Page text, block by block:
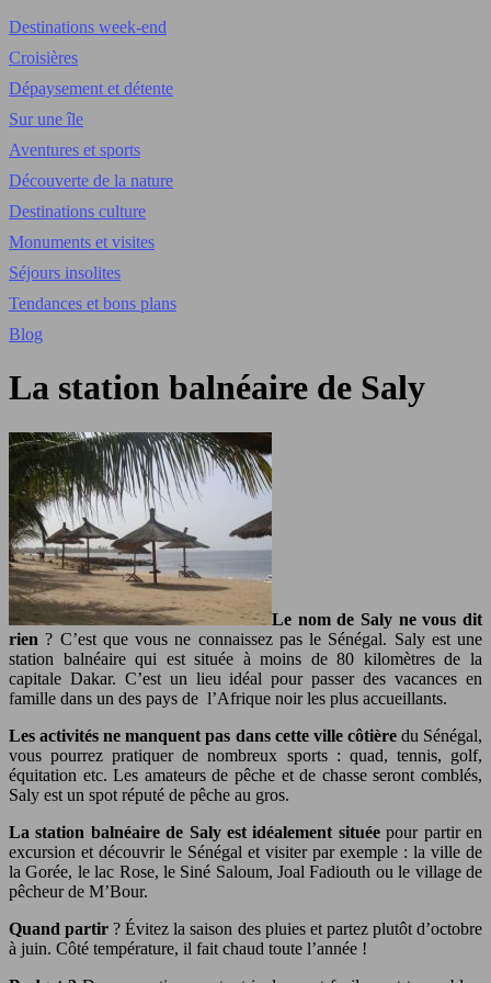
Destinations week-end
Croisières
Dépaysement et détente
Sur une île
Aventures et sports
Découverte de la nature
Destinations culture
Monuments et visites
Séjours insolites
Tendances et bons plans
Blog
La station balnéaire de Saly
Le nom de Saly ne vous dit
rien ? C’est que vous ne connaissez pas le Sénégal. Saly est une
station balnéaire qui est située à moins de 80 kilomètres de la
capitale Dakar. C’est un lieu idéal pour passer des vacances en
famille dans un des pays de l’Afrique noir les plus accueillants.
Les activités ne manquent pas dans cette ville côtièredu Sénégal,
vous pourrez pratiquer de nombreux sports : quad, tennis, golf,
équitation etc. Les amateurs de pêche et de chasse seront comblés,
Saly est un spot réputé de pêche au gros.
La station balnéaire de Saly est idéalement situéepour partir en
excursion et découvrir le Sénégal et visiter par exemple : la ville de
la Gorée, le lac Rose, le Siné Saloum, Joal Fadiouth ou le village de
pêcheur de M’Bour.
Quand partir? Évitez la saison des pluies et partez plutôt d’octobre
à juin. Côté température, il fait chaud toute l’année !